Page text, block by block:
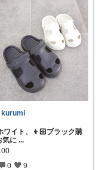
kurumi
ワイト、👦🏻ブラック購
気に ...
0 9